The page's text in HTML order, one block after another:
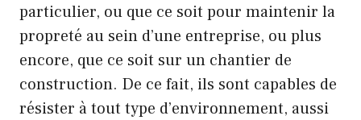
particulier, ou que ce soit pour maintenir la
propreté au sein d’une entreprise, ou plus
encore, que ce soit sur un chantier de
construction. De ce fait, ils sont capables de
résister à tout type d’environnement, aussi